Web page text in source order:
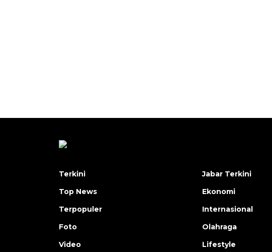
Terkini
Top News
Terpopuler
Foto
Video
Jabar Terkini
Ekonomi
Internasional
Olahraga
Lifestyle